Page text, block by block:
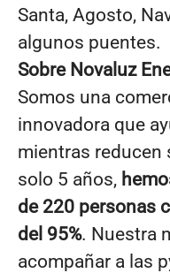
Santa, Agosto,
algunos puentes.
Sobre Novaluz
Somos una
innovadora que
mientras reducen
solo 5 años,
de 220 personas
del 95%. Nuestra
acompañar a las